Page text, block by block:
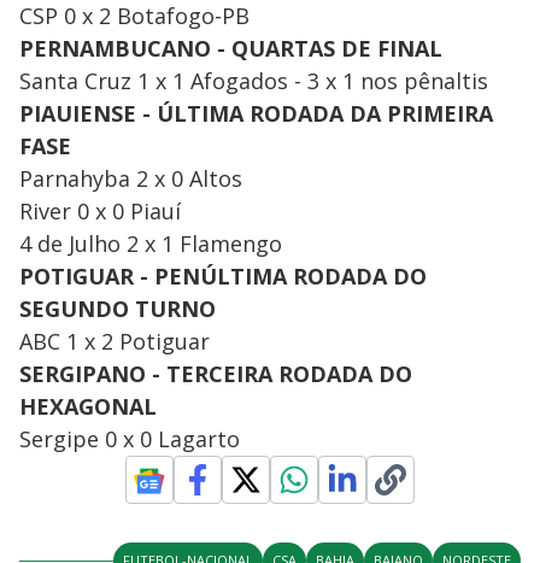
​CSP 0 x 2 Botafogo-PB
PERNAMBUCANO - QUARTAS DE FINAL
Santa Cruz 1 x 1 Afogados - 3 x 1 nos pênaltis
PIAUIENSE - ÚLTIMA RODADA DA PRIMEIRA
FASE
Parnahyba 2 x 0 Altos
​River 0 x 0 Piauí
​4 de Julho 2 x 1 Flamengo
POTIGUAR - PENÚLTIMA RODADA DO
SEGUNDO TURNO
ABC 1 x 2 Potiguar
SERGIPANO - TERCEIRA RODADA DO
HEXAGONAL
Sergipe 0 x 0 Lagarto